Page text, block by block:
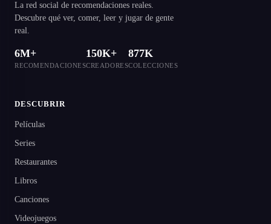
La red social de recomendaciones reales.
Descubre qué ver, comer, leer y jugar de gente
real.
6M+
RECOMENDACIONES
150K+
CREADORES
877K
COLECCIONES
DESCUBRIR
Películas
Series
Restaurantes
Libros
Canciones
Videojuegos